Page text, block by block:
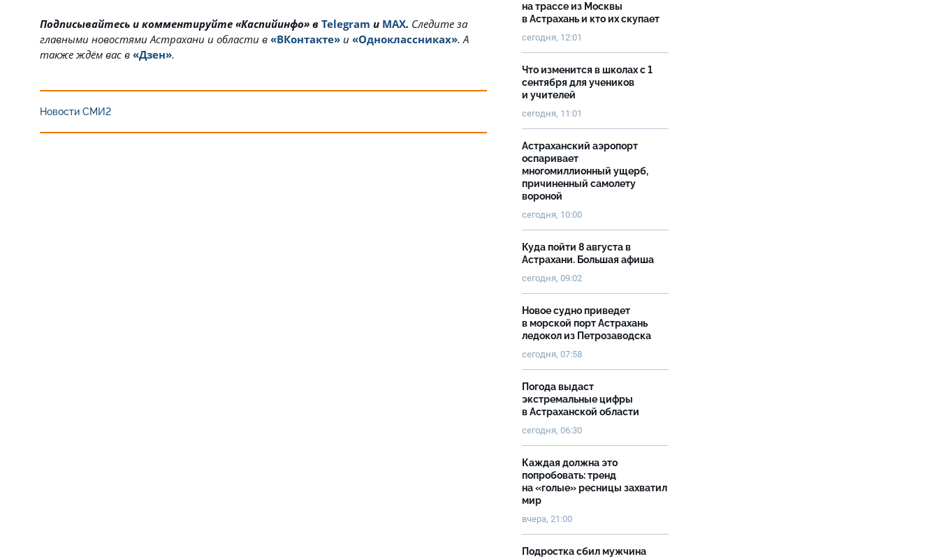
Подписывайтесь и комментируйте «Каспийинфо» в Telegram и MAX. Cледите за
главными новостями Астрахани и области в «ВКонтакте» и «Одноклассниках». А
также ждём вас в «Дзен».
Новости СМИ2
на трассе из Москвы
в Астрахань и кто их скупает
сегодня, 12:01
Что изменится в школах с 1
сентября для учеников
и учителей
сегодня, 11:01
Астраханский аэропорт
оспаривает
многомиллионный ущерб,
причиненный самолету
вороной
сегодня, 10:00
Куда пойти 8 августа в
Астрахани. Большая афиша
сегодня, 09:02
Новое судно приведет
в морской порт Астрахань
ледокол из Петрозаводска
сегодня, 07:58
Погода выдаст
экстремальные цифры
в Астраханской области
сегодня, 06:30
Каждая должна это
попробовать: тренд
на «голые» ресницы захватил
мир
вчера, 21:00
Подростка сбил мужчина